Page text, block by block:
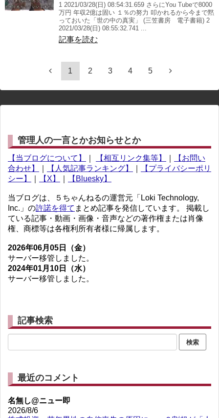
1 2021/03/28(日) 08:54:31.659 さらにYou Tubeで8000
万円 年収2億は固い １％の努力 叩かれるから今まで黙
っておいた「世の中の真実」 (三笠書房 電子書籍) 2
2021/03/28(日) 08:55:32.741 ...
記事を読む
1 2 3 4 5
管理人の一言とかお知らせとか
【当ブログについて】 【相互リンク集等】
【お問い
合わせ】
【人気記事ランキング】
【プライバシーポリ
シー】
【X】 【Bluesky】
当ブログは、５ちゃんねるの運営元「Loki Technology,
Inc.」の許諾を得て まとめ記事を発信しています。 掲載し
ている記事・動画・画像・音声などの著作権または肖像
権、商標等は各権利所有者様に帰属します。
2026年06月05日（金）
サーバー移管しました。
2024年01月10日（水）
サーバー移管しました。
記事検索
最近のコメント
名無し@ニュー即
2026/8/6